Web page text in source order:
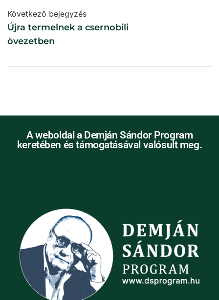
Következő bejegyzés
Újra termelnek a csernobili
övezetben
A weboldal a Demján Sándor Program
keretében és támogatásával valósult meg.